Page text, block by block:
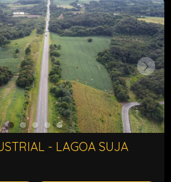
- LAGOA SUJA